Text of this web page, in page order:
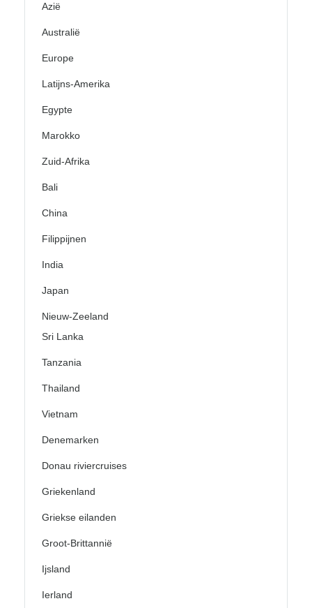
Azië
Australië
Europe
Latijns-Amerika
Egypte
Marokko
Zuid-Afrika
Bali
China
Filippijnen
India
Japan
Nieuw-Zeeland
Sri Lanka
Tanzania
Thailand
Vietnam
Denemarken
Donau riviercruises
Griekenland
Griekse eilanden
Groot-Brittannië
Ijsland
Ierland